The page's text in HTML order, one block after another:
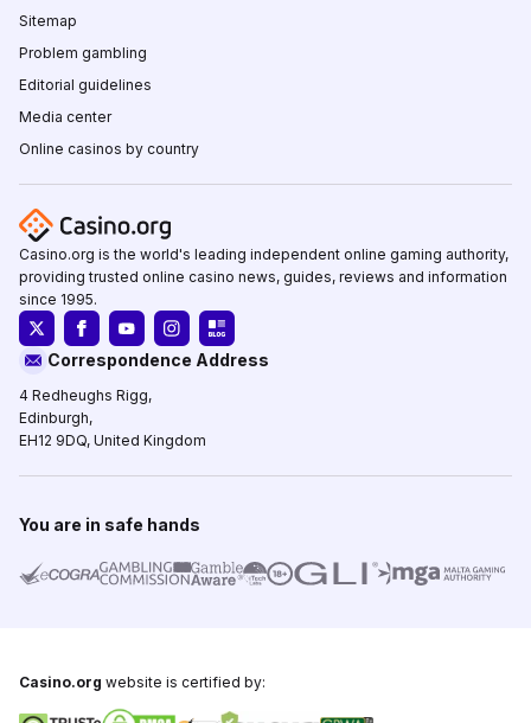
Sitemap
Problem gambling
Editorial guidelines
Media center
Online casinos by country
Casino.org is the world's leading independent online gaming authority,
providing trusted online casino news, guides, reviews and information
since 1995.
Correspondence Address
4 Redheughs Rigg,
Edinburgh,
EH12 9DQ, United Kingdom
You are in safe hands
Casino.org website is certified by: